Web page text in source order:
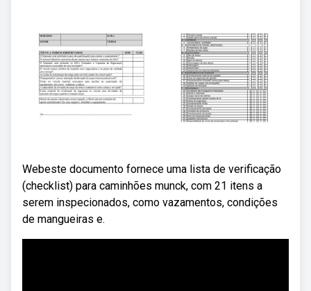
Webeste documento fornece uma lista de verificação
(checklist) para caminhões munck, com 21 itens a
serem inspecionados, como vazamentos, condições
de mangueiras e.